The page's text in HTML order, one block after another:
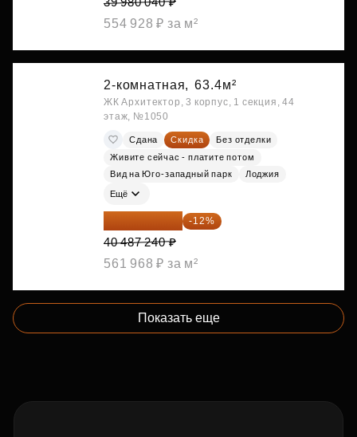
554 928 ₽ за м²
2-комнатная, 63.4м²
ЖК Архитектор, 3 корпус, 1 секция, 44
этаж, №1050
Сдана Скидка
Без отделки
Живите сейчас - платите потом
Вид на Юго-западный парк
Лоджия
Ещё
35 628 771 ₽ -12%
40 487 240 ₽
561 968 ₽ за м²
Показать еще